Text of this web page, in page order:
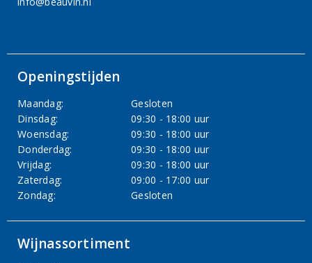
Openingstijden
Maandag:
Gesloten
Dinsdag:
09:30 - 18:00 uur
Woensdag:
09:30 - 18:00 uur
Donderdag:
09:30 - 18:00 uur
Vrijdag:
09:30 - 18:00 uur
Zaterdag:
09:00 - 17:00 uur
Zondag:
Gesloten
Wijnassortiment